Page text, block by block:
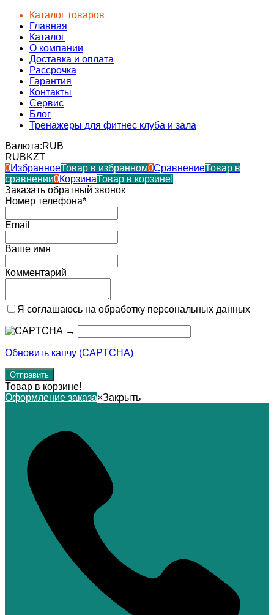
Каталог товаров
Главная
Каталог
О компании
Доставка и оплата
Рассрочка
Гарантия
Контакты
Сервис
Блог
Тренажеры для фитнес клуба и зала
Валюта:RUB
RUBKZT
0ИзбранноеТовар в избранном0СравнениеТовар в
сравнении0КорзинаТовар в корзине!
Заказать обратный звонок
Номер телефона*
Email
Ваше имя
Комментарий
Я соглашаюсь на обработку персональных данных
→
Обновить капчу (CAPTCHA)
Товар в корзине!
Оформление заказа×Закрыть